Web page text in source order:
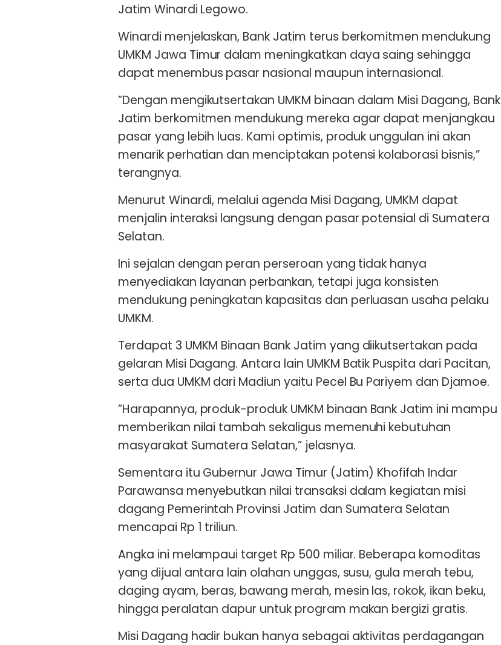
Jatim Winardi Legowo.
Winardi menjelaskan, Bank Jatim terus berkomitmen mendukung
UMKM Jawa Timur dalam meningkatkan daya saing sehingga
dapat menembus pasar nasional maupun internasional.
”Dengan mengikutsertakan UMKM binaan dalam Misi Dagang, Bank
Jatim berkomitmen mendukung mereka agar dapat menjangkau
pasar yang lebih luas. Kami optimis, produk unggulan ini akan
menarik perhatian dan menciptakan potensi kolaborasi bisnis,”
terangnya.
Menurut Winardi, melalui agenda Misi Dagang, UMKM dapat
menjalin interaksi langsung dengan pasar potensial di Sumatera
Selatan.
Ini sejalan dengan peran perseroan yang tidak hanya
menyediakan layanan perbankan, tetapi juga konsisten
mendukung peningkatan kapasitas dan perluasan usaha pelaku
UMKM.
Terdapat 3 UMKM Binaan Bank Jatim yang diikutsertakan pada
gelaran Misi Dagang. Antara lain UMKM Batik Puspita dari Pacitan,
serta dua UMKM dari Madiun yaitu Pecel Bu Pariyem dan Djamoe.
”Harapannya, produk-produk UMKM binaan Bank Jatim ini mampu
memberikan nilai tambah sekaligus memenuhi kebutuhan
masyarakat Sumatera Selatan,” jelasnya.
Sementara itu Gubernur Jawa Timur (Jatim) Khofifah Indar
Parawansa menyebutkan nilai transaksi dalam kegiatan misi
dagang Pemerintah Provinsi Jatim dan Sumatera Selatan
mencapai Rp 1 triliun.
Angka ini melampaui target Rp 500 miliar. Beberapa komoditas
yang dijual antara lain olahan unggas, susu, gula merah tebu,
daging ayam, beras, bawang merah, mesin las, rokok, ikan beku,
hingga peralatan dapur untuk program makan bergizi gratis.
Misi Dagang hadir bukan hanya sebagai aktivitas perdagangan